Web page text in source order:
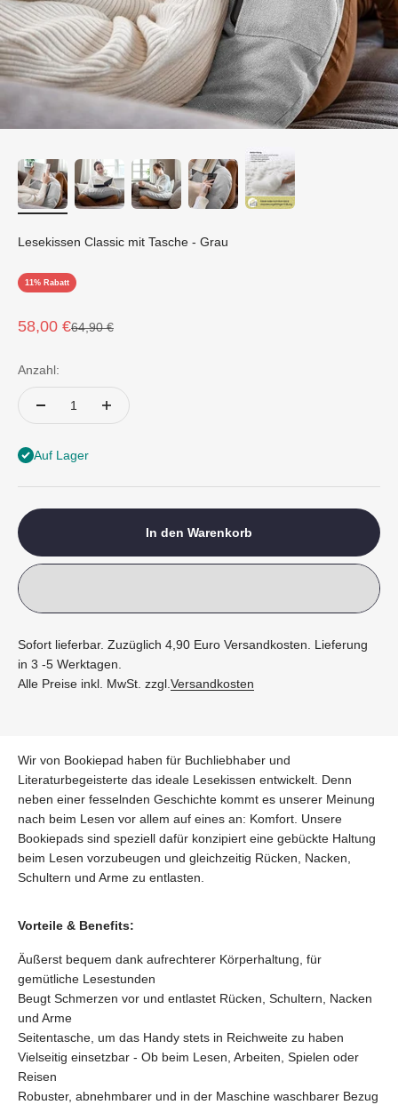
Lesekissen Classic mit Tasche - Grau
11% Rabatt
Angebot
58,00 €Regulärer Preis
64,90 €
Anzahl:
Auf Lager
In den Warenkorb
Sofort lieferbar. Zuzüglich 4,90 Euro Versandkosten. Lieferung
in 3 -5 Werktagen.
Alle Preise inkl. MwSt. zzgl.Versandkosten
Wir von Bookiepad haben für Buchliebhaber und
Literaturbegeisterte das ideale Lesekissen entwickelt. Denn
neben einer fesselnden Geschichte kommt es unserer Meinung
nach beim Lesen vor allem auf eines an: Komfort. Unsere
Bookiepads sind speziell dafür konzipiert eine gebückte Haltung
beim Lesen vorzubeugen und gleichzeitig Rücken, Nacken,
Schultern und Arme zu entlasten.
Vorteile & Benefits:
Äußerst bequem dank aufrechterer Körperhaltung, für
gemütliche Lesestunden
Beugt Schmerzen vor und entlastet Rücken, Schultern, Nacken
und Arme
Seitentasche, um das Handy stets in Reichweite zu haben
Vielseitig einsetzbar - Ob beim Lesen, Arbeiten, Spielen oder
Reisen
Robuster, abnehmbarer und in der Maschine waschbarer Bezug